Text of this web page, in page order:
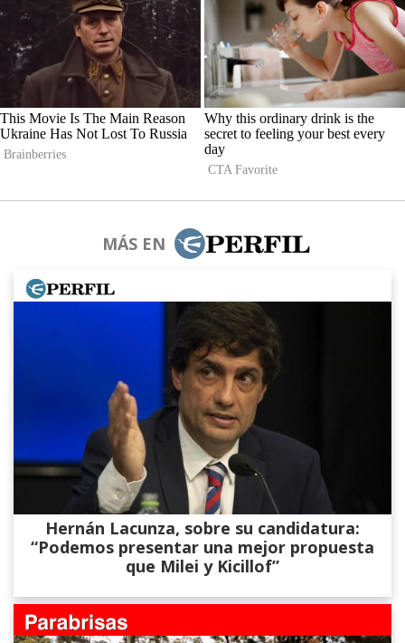
MÁS EN
Hernán Lacunza, sobre su candidatura:
“Podemos presentar una mejor propuesta
que Milei y Kicillof”